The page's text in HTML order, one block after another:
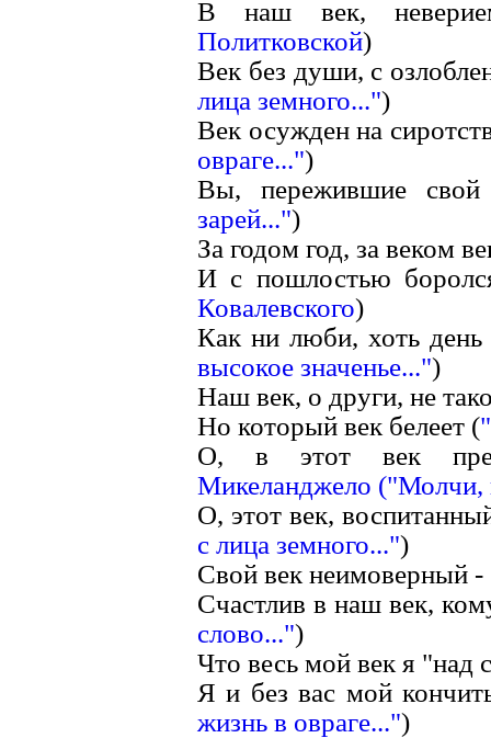
В наш век,
Политковской)
Век без души, с
лица земного...")
Век осужден на
овраге...")
Вы, пережившие
зарей...")
За годом год, за веком
И с пошлостью
Ковалевского)
Как ни люби, хоть день
высокое значенье...")
Наш век, о други, не
Но который век белеет (
О, в этот век
Микеланджело ("Молчи,
О, этот век,
с лица земного...")
Свой век неимоверный -
Счастлив в наш век,
слово...")
Что весь мой век я "над
Я и без вас мой
жизнь в овраге...")